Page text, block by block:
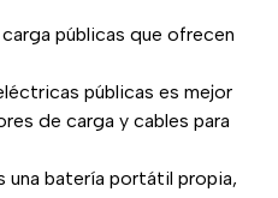
públicas que ofrecen
públicas es mejor
de carga y cables para
una batería portátil propia,